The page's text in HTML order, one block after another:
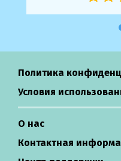
Политика
Условия
О нас
Контактная